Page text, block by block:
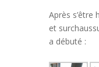
Après s’être
et
a débuté :